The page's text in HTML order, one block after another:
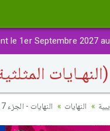
le 1er Septembre 2027
النهايات النهايات - الجزء 7 (النهـايات المثلثية)